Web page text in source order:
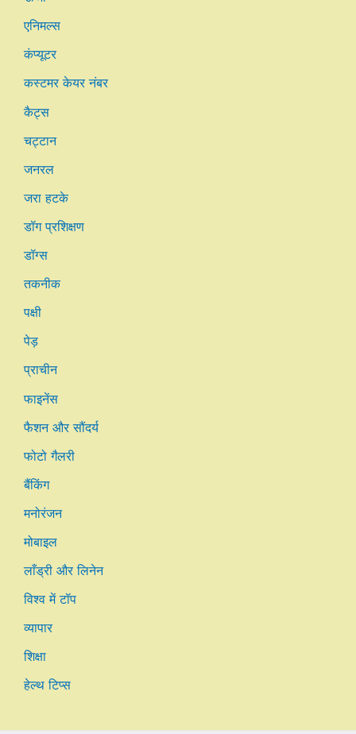
एनिमल्स
कंप्यूटर
कस्टमर केयर नंबर
कैट्स
चट्टान
जनरल
जरा हटके
डॉग प्रशिक्षण
डॉग्स
तकनीक
पक्षी
पेड़
प्राचीन
फाइनेंस
फैशन और सौंदर्य
फोटो गैलरी
बैंकिंग
मनोरंजन
मोबाइल
लाँड्री और लिनेन
विश्व में टॉप
व्यापार
शिक्षा
हेल्थ टिप्स